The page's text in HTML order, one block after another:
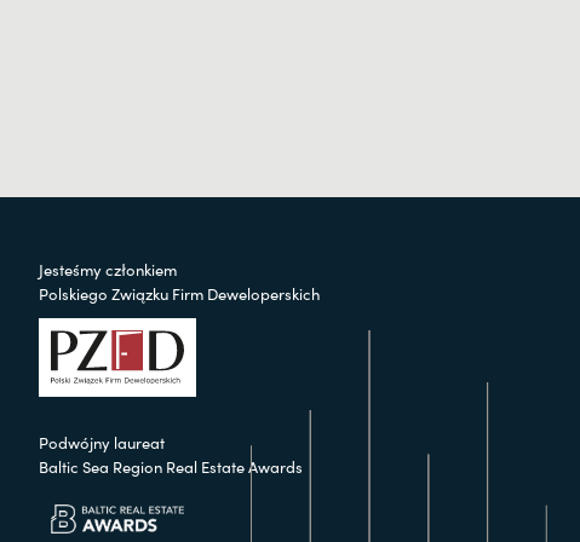
Jesteśmy członkiem
Polskiego Związku Firm Deweloperskich
Podwójny laureat
Baltic Sea Region Real Estate Awards